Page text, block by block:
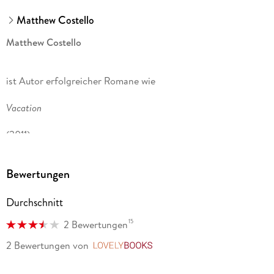
Matthew Costello
Matthew Costello
ist Autor erfolgreicher Romane wie
Vacation
(2011),
(1989), der sogar verfilmt wurde. Er schrieb für verschiedene
Bewertungen
Durchschnitt
2 Bewertungen15
2 Bewertungen von